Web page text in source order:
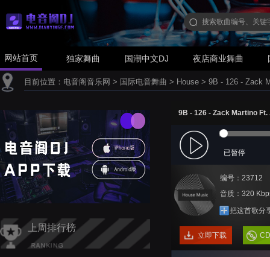
网站首页 独家舞曲 国潮中文DJ 夜店商业舞曲
目前位置： 电音阁音乐网 > 国际电音舞曲 > House > 9B - 126 - Zack
上周排行榜
9B - 126 - Zack Martino
已暂停
编号：23712
音质：320
把这首歌分
立即下载